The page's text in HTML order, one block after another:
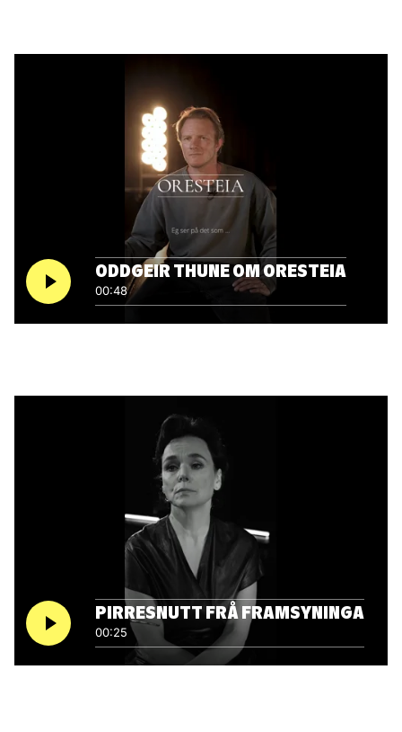
ODDGEIR THUNE OM ORESTEIA
00:48
PIRRESNUTT FRÅ FRAMSYNINGA
00:25